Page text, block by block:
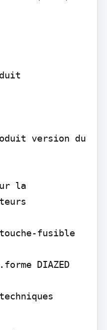
version du
la
fusible
DIAZED